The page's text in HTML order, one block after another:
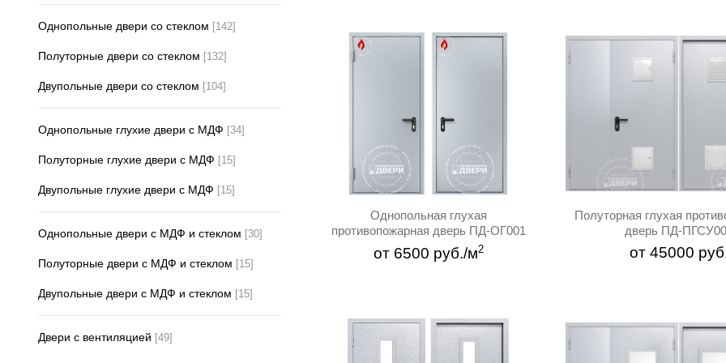
Однопольные двери со стеклом [142]
Полуторные двери со стеклом [132]
Двупольные двери со стеклом [104]
Однопольные глухие двери с МДФ [34]
Полуторные глухие двери с МДФ [15]
Двупольные глухие двери с МДФ [15]
Однопольные двери с МДФ и стеклом [30]
Полуторные двери с МДФ и стеклом [15]
Двупольные двери с МДФ и стеклом [15]
Двери с вентиляцией [49]
до
Тип конструкции:
Огнестойкость:
Не важно
Не важно
Рисунок на металле:
Не важно
Однопольная глухая
противопожарная дверь ПД-ОГ001
от 6500 руб./м2
Полуторная глухая
дверь ПД-
от 45000